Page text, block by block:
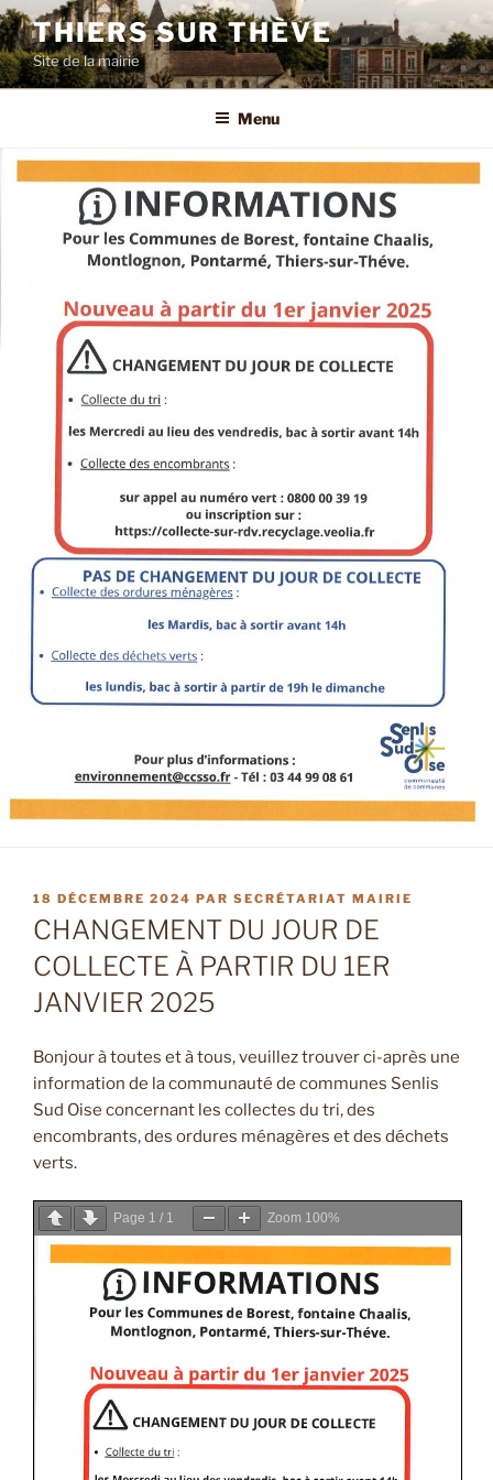
Aller
au
contenu
principal
THIERS SUR THÈVE
Site de la mairie
Menu
PUBLIÉ
LE
18 DÉCEMBRE 2024 PAR SECRÉTARIAT MAIRIE
CHANGEMENT DU JOUR DE
COLLECTE À PARTIR DU 1ER
JANVIER 2025
Bonjour à toutes et à tous, veuillez trouver ci-après une
information de la communauté de communes Senlis
Sud Oise concernant les collectes du tri, des
encombrants, des ordures ménagères et des déchets
verts.
Page 1 / 1 Zoom 100%